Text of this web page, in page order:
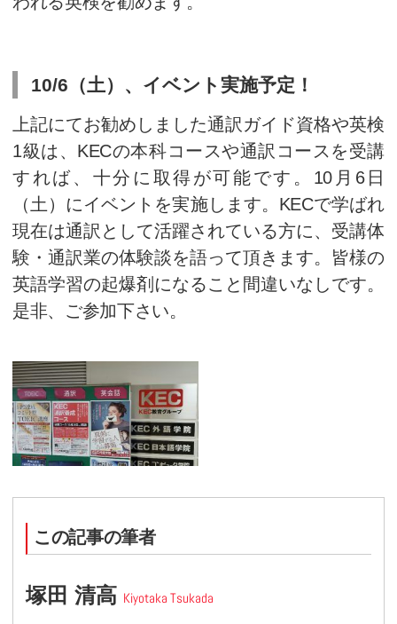
で回復を遂げています。訪日外
約35万人 → S40′ 約37万人 →
S42′ 約48万人」と増加しました
以上のデータより、今後、通訳
いに役立つ時代がやって来ると
2年後には東京オリンピックが
で、それまでに取得し、資格を
いに活躍しましょう！
得者、TOEIC高得点者の英語